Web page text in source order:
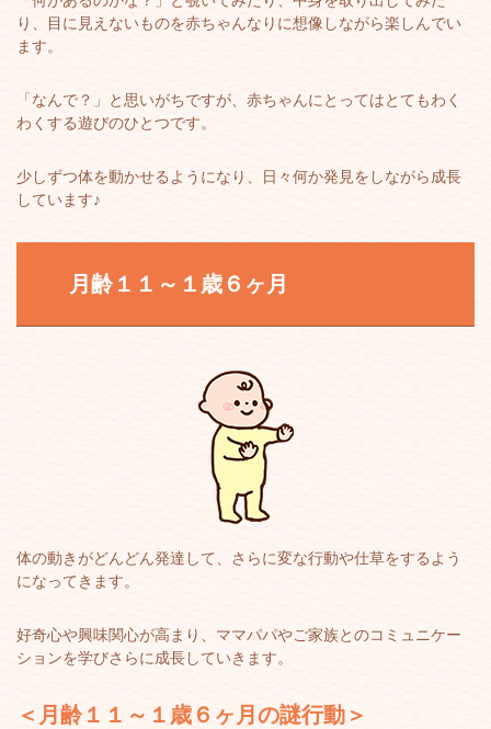
り、目に見えないものを赤ちゃんなりに想像しながら楽しんでい
ます。
「なんで？」と思いがちですが、赤ちゃんにとってはとてもわく
わくする遊びのひとつです。
少しずつ体を動かせるようになり、日々何か発見をしながら成長
しています♪
月齢１１～１歳６ヶ月
体の動きがどんどん発達して、さらに変な行動や仕草をするよう
になってきます。
好奇心や興味関心が高まり、ママパパやご家族とのコミュニケー
ションを学びさらに成長していきます。
＜月齢１１～１歳６ヶ月の謎行動＞